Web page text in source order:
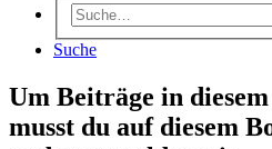
Suche
Um Beiträge in
musst du auf diesem